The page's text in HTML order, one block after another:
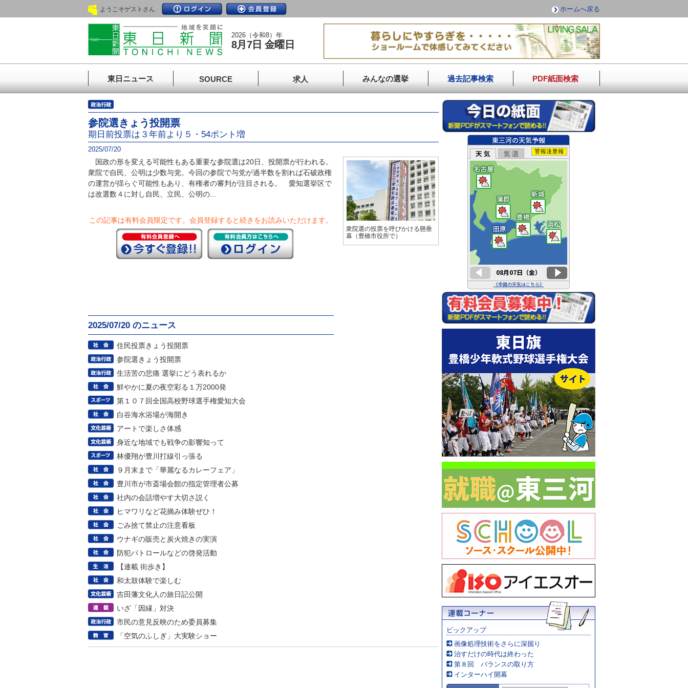
ようこそゲストさん ホームへ戻る
2026（令和8）年
8月7日 金曜日
東日ニュース SOURCE 求人 みんなの選挙 過去記事検索 PDF紙面検索
参院選きょう投開票
期日前投票は３年前より５・54ポント増
2025/07/20
国政の形を変える可能性もある重要な参院選は20日、投開票が行われる。
衆院で自民、公明は少数与党。今回の参院で与党が過半数を割れば石破政権
の運営が揺らぐ可能性もあり、有権者の審判が注目される。 愛知選挙区で
は改選数４に対し自民、立民、公明の...
この記事は有料会員限定です。 会員登録すると続きをお読みいただけます。
2025/07/20 のニュース
住民投票きょう投開票
参院選きょう投開票
生活苦の悲痛 選挙にどう表れるか
鮮やかに夏の夜空彩る１万2000発
第１０７回全国高校野球選手権愛知大会
白谷海水浴場が海開き
アートで楽しさ体感
身近な地域でも戦争の影響知って
林優翔が豊川打線引っ張る
９月末まで「華麗なるカレーフェア」
豊川市が市斎場会館の指定管理者公募
社内の会話増やす大切さ説く
ヒマワリなど花摘み体験ぜひ！
ごみ捨て禁止の注意看板
ウナギの販売と炭火焼きの実演
防犯パトロールなどの啓発活動
【連載 街歩き】
和太鼓体験で楽しむ
吉田藩文化人の旅日記公開
いざ「因縁」対決
市民の意見反映のため委員募集
「空気のふしぎ」大実験ショー
衆院選の投票を呼びかける懸垂
幕（豊橋市役所で）
ピックアップ
画像処理技術をさらに深掘り
治すだけの時代は終わった
第８回 バランスの取り方
インターハイ開幕